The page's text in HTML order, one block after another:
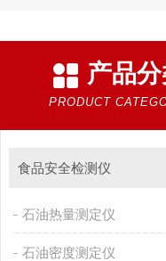
产品
PRODUCT
食品安全检测仪
石油热量测定仪
石油密度测定仪